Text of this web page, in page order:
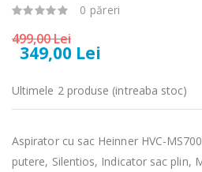
0 păreri
499,00 Lei
349,00 Lei
Ultimele 2 produse (intreaba stoc)
Aspirator cu sac Heinner HVC-
putere, Silentios, Indicator sac plin,
289,00 Lei
Espressor
Heinner ...
-25%
Fierbator
electric cu filtru